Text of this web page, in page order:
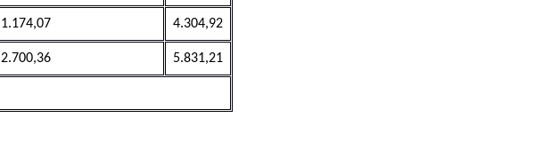
1.174,07 4.304,92
2.700,36 5.831,21